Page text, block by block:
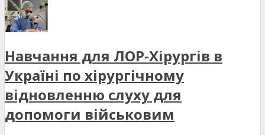
Навчання для ЛОР-Хірургів в
Україні по хірургічному
відновленню слуху для
допомоги військовим